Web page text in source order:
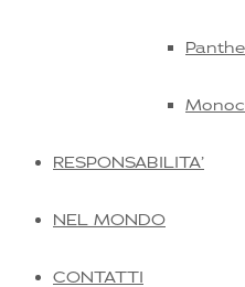
RESPONSABILITA’
NEL MONDO
CONTATTI